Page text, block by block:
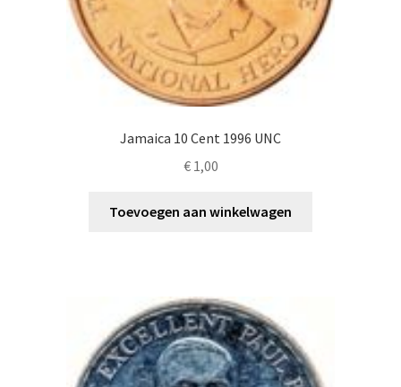
Jamaica 10 Cent 1996 UNC
€1,00
Toevoegen aan winkelwagen